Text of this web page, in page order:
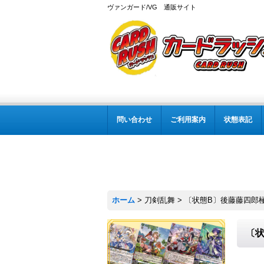
ヴァンガード/VG 通販サイト
問い合わせ ご利用案内 状態表記
ホーム > 刀剣乱舞 > 〔状態B〕後藤藤四郎
〔